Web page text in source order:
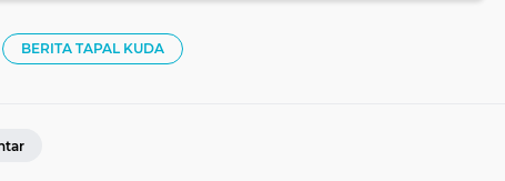
BERITA TAPAL KUDA